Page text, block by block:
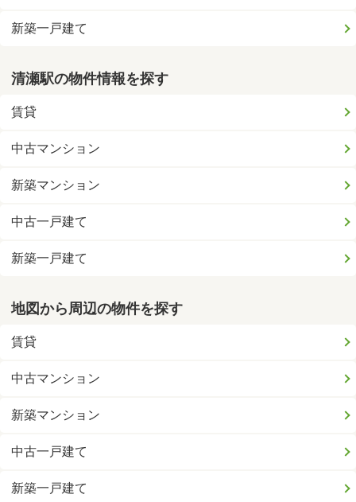
新築一戸建て
清瀬駅の物件情報を探す
賃貸
中古マンション
新築マンション
中古一戸建て
新築一戸建て
地図から周辺の物件を探す
賃貸
中古マンション
新築マンション
中古一戸建て
新築一戸建て